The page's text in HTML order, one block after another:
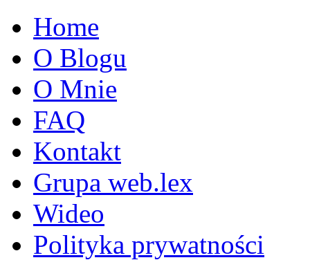
Home
O Blogu
O Mnie
FAQ
Kontakt
Grupa web.lex
Wideo
Polityka prywatności